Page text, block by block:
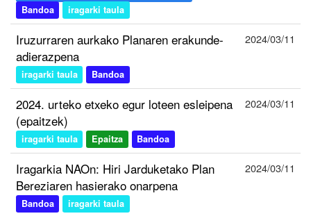
Bandoa
iragarki taula
Iruzurraren aurkako Planaren erakunde-
adierazpena
iragarki taula Bandoa
2024/03/11
2024. urteko etxeko egur loteen esleipena
(epaitzek)
iragarki taula Epaitza Bandoa
2024/03/11
Iragarkia NAOn: Hiri Jarduketako Plan
Bereziaren hasierako onarpena
Bandoa iragarki taula
2024/03/11